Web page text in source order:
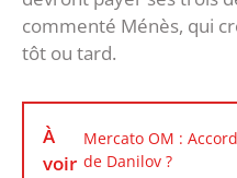
commenté Ménès, qui
tôt ou tard.
À
voir
Mercato OM :
de Danilov ?